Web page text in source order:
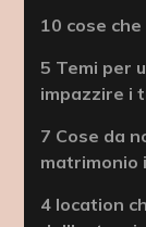
10 cose
5 Temi per
impazzire i
7 Cose da
matrimonio
4 location